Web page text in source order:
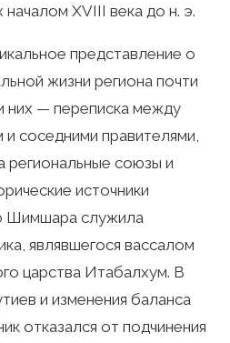
XVIII века до н. э.
представление о
жизни региона почти
них — переписка между
соседними правителями,
региональные союзы и
источники
Шимшара служила
являвшегося вассалом
царства Итабалхум. В
и изменения баланса
отказался от подчинения